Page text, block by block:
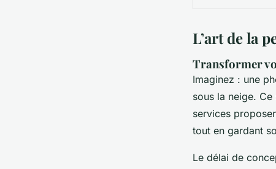
L’art de la
Transformer
Imaginez : une
sous la neige.
services
tout en gardant
Le délai de